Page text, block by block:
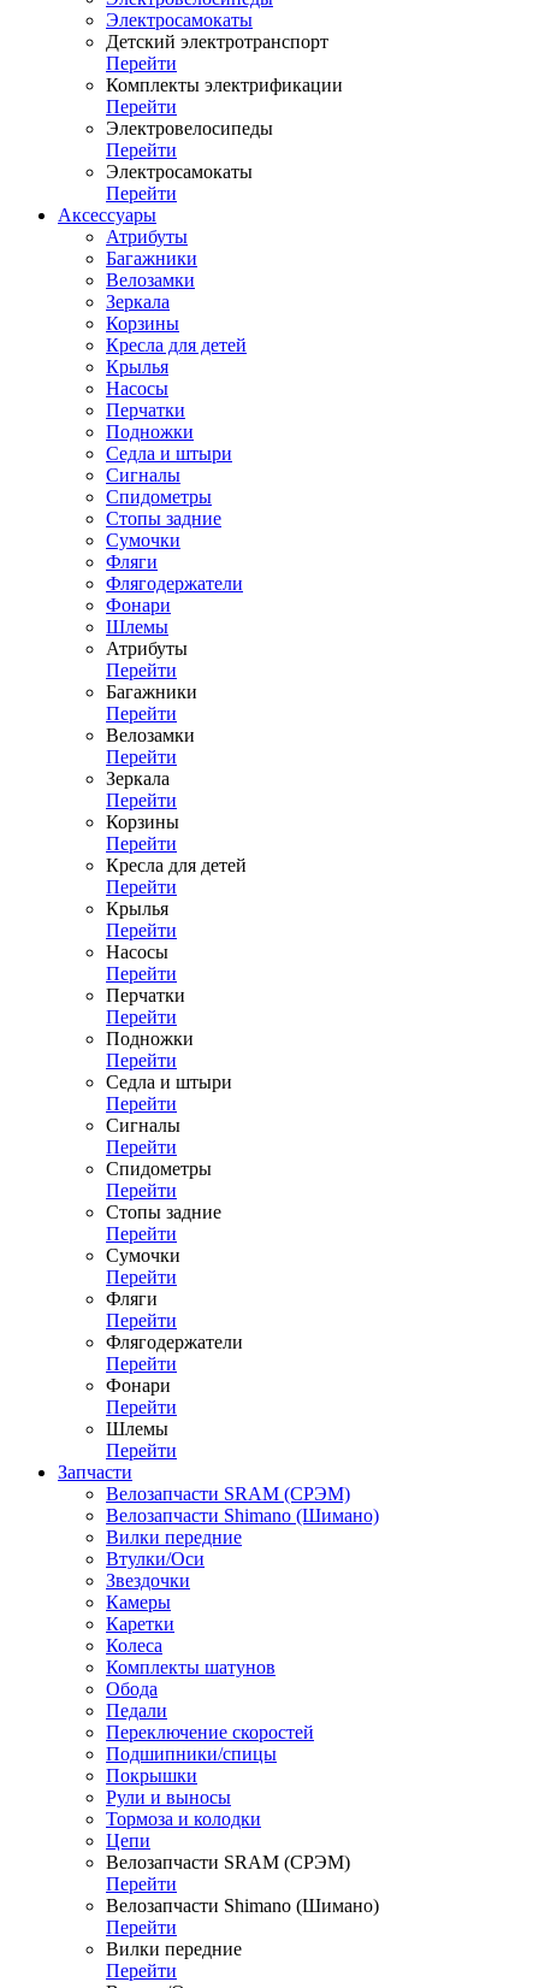
Электросамокаты
Детский электротранспорт
Перейти
Комплекты электрификации
Перейти
Электровелосипеды
Перейти
Электросамокаты
Перейти
Аксессуары
Атрибуты
Багажники
Велозамки
Зеркала
Корзины
Кресла для детей
Крылья
Насосы
Перчатки
Подножки
Седла и штыри
Сигналы
Спидометры
Стопы задние
Сумочки
Фляги
Флягодержатели
Фонари
Шлемы
Атрибуты
Перейти
Багажники
Перейти
Велозамки
Перейти
Зеркала
Перейти
Корзины
Перейти
Кресла для детей
Перейти
Крылья
Перейти
Насосы
Перейти
Перчатки
Перейти
Подножки
Перейти
Седла и штыри
Перейти
Сигналы
Перейти
Спидометры
Перейти
Стопы задние
Перейти
Сумочки
Перейти
Фляги
Перейти
Флягодержатели
Перейти
Фонари
Перейти
Шлемы
Перейти
Запчасти
Велозапчасти SRAM (СРЭМ)
Велозапчасти Shimano (Шимано)
Вилки передние
Втулки/Оси
Звездочки
Камеры
Каретки
Колеса
Комплекты шатунов
Обода
Педали
Переключение скоростей
Подшипники/спицы
Покрышки
Рули и выносы
Тормоза и колодки
Цепи
Велозапчасти SRAM (СРЭМ)
Перейти
Велозапчасти Shimano (Шимано)
Перейти
Вилки передние
Перейти